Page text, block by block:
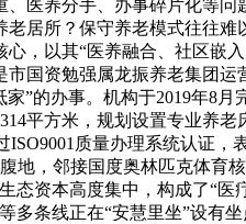
养分手、办事碎片化等问
居所？保守养老模式往往
，以其“医养融合、社区嵌
国资勉强属龙振养老集团
”的办事。机构于2019年8
平方米，规划设置专业养
质量办理系统认证
地，邻接国度奥林匹克体
态资本高度集中，构成了“
多条线正在“安慧里坐”设